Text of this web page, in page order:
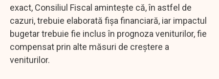
exact, Consiliul Fiscal amintește că, în astfel de
cazuri, trebuie elaborată fișa financiară, iar impactul
bugetar trebuie fie inclus în prognoza veniturilor, fie
compensat prin alte măsuri de creștere a
veniturilor.